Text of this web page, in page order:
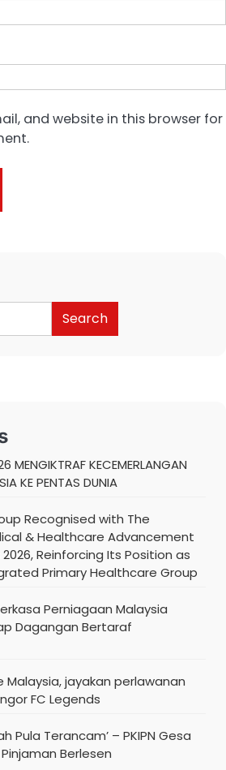
and website in this browser for
Search
MENGIKTRAF KECEMERLANGAN
KE PENTAS DUNIA
Recognised with The
& Healthcare Advancement
Reinforcing Its Position as
Primary Healthcare Group
Perniagaan Malaysia
Dagangan Bertaraf
Malaysia, jayakan perlawanan
FC Legends
Pula Terancam’ – PKIPN Gesa
Berlesen